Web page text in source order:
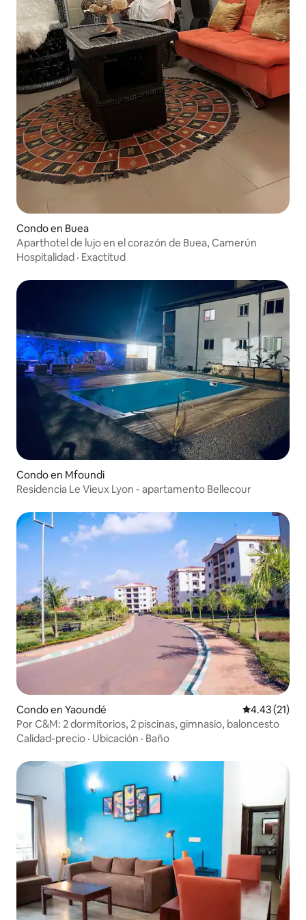
Condo en Buea
Aparthotel de lujo en el corazón de Buea, Camerún
Hospitalidad · Exactitud
Condo en Mfoundi
Residencia Le Vieux Lyon - apartamento Bellecour
Condo en Yaoundé Calificación
4.43 (21)
Por C&M: 2 dormitorios, 2 piscinas, gimnasio, baloncesto
Calidad-precio · Ubicación · Baño